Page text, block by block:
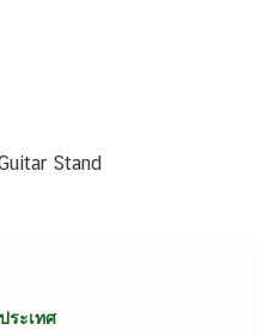
Stand
ระเทศ